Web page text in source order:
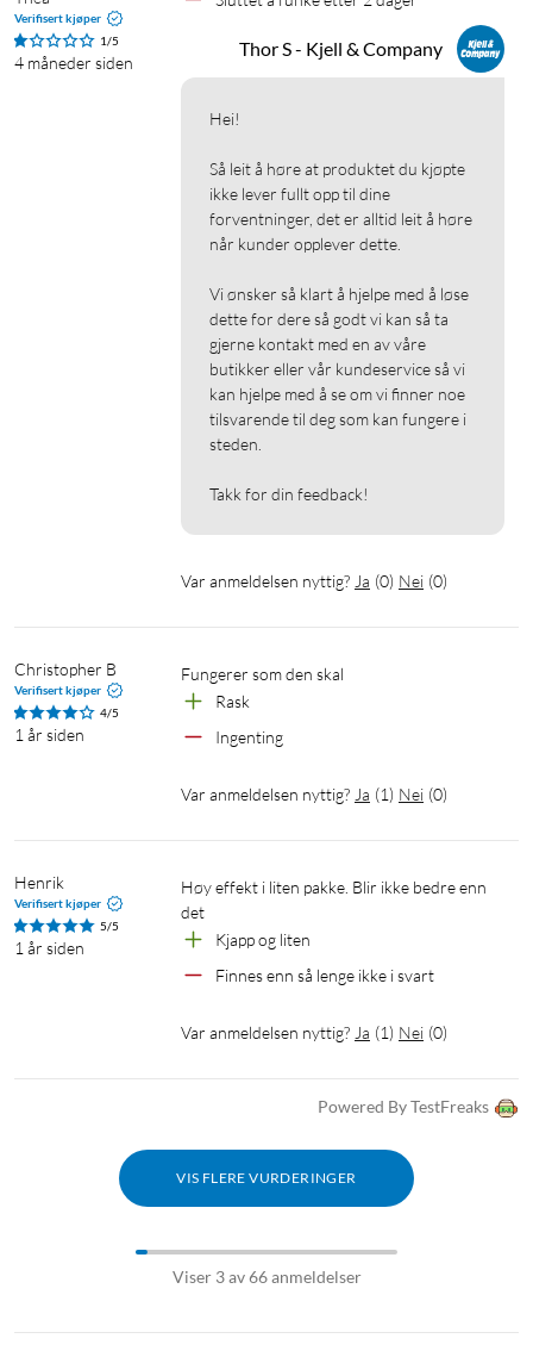
trådløs lading (7,5 W).
Hurtiglading av iPad
Flere modeller av iPad har støtte for hurtiglading. Med en
100 % på bare 2,5 timer (8 timer med en vanlig lader). Også
andre modeller av iPad som ikke har støtte for hurtiglading,
kan bruke laderen og lade i normal hastighet.
Hurtiglading av Apple Watch Series 7 og 8
Laderen har støtte for hurtiglading av Apple Watch Series 7 og
8, hvilket gir hele 33 % raskere lading. Kan lade opp til 80 % på
bare 45 minutter. Er også velegnet til å lade alle modeller av
Apple Watch, med en USB-C til Apple Watch-lader.
telefon til hele 80 % på ca. 35 minutter. Lader også eldre
Spesifikasjoner
Innspenning: 200–240 V
Maks. utspenning: 65 W
Mål uten støpsel: 36x36x37 mm
Lader for datamaskiner
Lader for laptop
Lader for iPhone 11 Pro
Lader for iPhone 11 Pro Max Lader for iPhone 12
Lader for iPhone 12 Pro Lader for iPhone 12 Pro Max
Lader for iPhone 13 Mini iPhone 13-serien
Verifisert kjøper
1/5
4 måneder siden
Thor S - Kjell & Company
Hei!
Så leit å høre at produktet du kjøpte
ikke lever fullt opp til dine
forventninger, det er alltid leit å høre
når kunder opplever dette.
Vi ønsker så klart å hjelpe med å løse
dette for dere så godt vi kan så ta
gjerne kontakt med en av våre
butikker eller vår kundeservice så vi
kan hjelpe med å se om vi finner noe
tilsvarende til deg som kan fungere i
steden.
Takk for din feedback!
Var anmeldelsen nyttig? Ja (0) Nei (0)
Christopher B
Verifisert kjøper
4/5
1 år siden
Fungerer som den skal
Rask
Ingenting
Var anmeldelsen nyttig? Ja (1) Nei (0)
Henrik
Verifisert kjøper
5/5
1 år siden
Høy effekt i liten pakke. Blir ikke bedre enn
det
Kjapp og liten
Finnes enn så lenge ikke i svart
Var anmeldelsen nyttig? Ja (1) Nei (0)
Powered By TestFreaks
VIS FLERE VURDERINGER
Viser 3 av 66 anmeldelser